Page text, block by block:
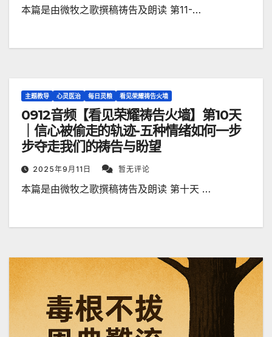
本篇是由微牧之歌撰稿祷告及朗读 第11-…
主题教导 心灵医治 每日灵粮 看见荣耀祷告火墙
0912音频【看见荣耀祷告火墙】第10天
｜信心被偷走的轨迹-五种情绪如何一步
步夺走我们的祷告与盼望
2025年9月11日 暂无评论
本篇是由微牧之歌撰稿祷告及朗读 第十天 …